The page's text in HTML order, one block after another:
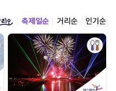
축제일순 거리순 인기순